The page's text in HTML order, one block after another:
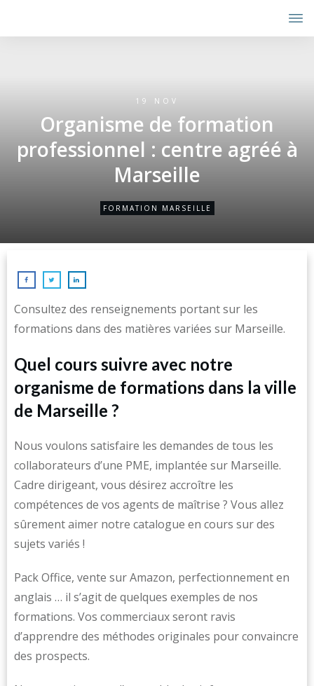
19 NOV
Organisme de formation
professionnel : centre agréé à
Marseille
FORMATION MARSEILLE
Consultez des renseignements portant sur les
formations dans des matières variées sur Marseille.
Quel cours suivre avec notre
organisme de formations dans la ville
de Marseille ?
Nous voulons satisfaire les demandes de tous les
collaborateurs d’une PME, implantée sur Marseille.
Cadre dirigeant, vous désirez accroître les
compétences de vos agents de maîtrise ? Vous allez
sûrement aimer notre catalogue en cours sur des
sujets variés !
Pack Office, vente sur Amazon, perfectionnement en
anglais … il s’agit de quelques exemples de nos
formations. Vos commerciaux seront ravis
d’apprendre des méthodes originales pour convaincre
des prospects.